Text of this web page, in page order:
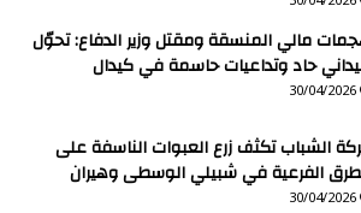
مالي المنسقة ومقتل وزير الدفاع: تحوّل
حاد وتداعيات حاسمة في كيدال
30/04/2026
الشباب تكثف زرع العبوات الناسفة على
الفرعية في شبيلي الوسطى وهيران
30/04/2026